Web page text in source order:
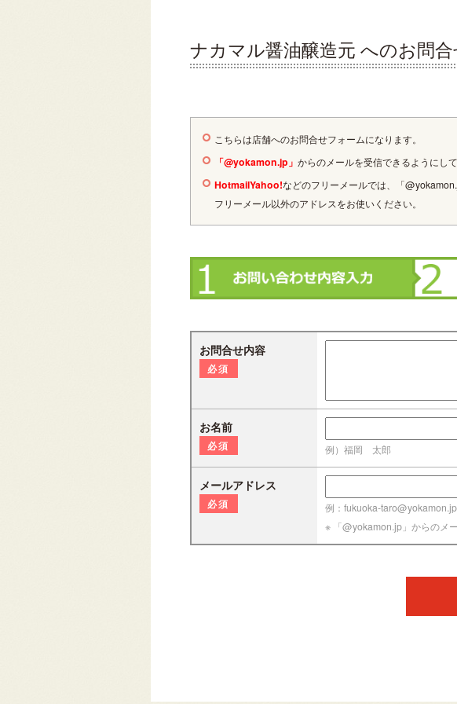
ナカマル醤油醸造元 へのお問合
こちらは店舗へのお問合せフォームになります。
「@yokamon.jp」 からのメールを受信できるようにして
HotmailYahoo!などのフリーメールでは、「
フリーメール以外のアドレスをお使いください。
お問合せ内容
必須
お名前
必須 例）福岡 太郎
メールアドレス
必須
例：fukuoka-taro@yokamon.jp
※ 「@yokamon.jp」からのメ